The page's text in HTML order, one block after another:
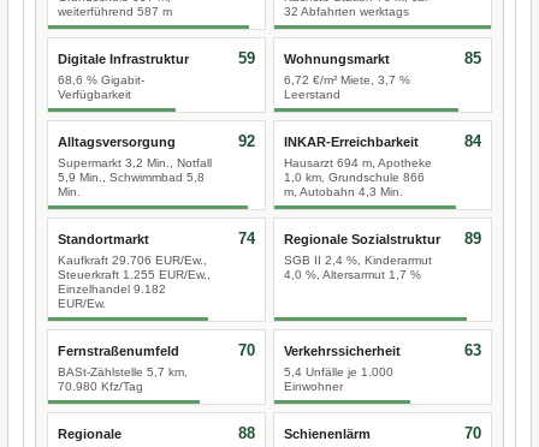
weiterführend 587 m
32 Abfahrten werktags
Digitale Infrastruktur
68,6 % Gigabit-
Verfügbarkeit
59 Wohnungsmarkt
6,72 €/m² Miete, 3,7 %
Leerstand
85
Alltagsversorgung
Supermarkt 3,2 Min., Notfall
5,9 Min., Schwimmbad 5,8
Min.
92 INKAR-Erreichbarkeit
Hausarzt 694 m, Apotheke
1,0 km, Grundschule 866
m, Autobahn 4,3 Min.
84
Standortmarkt
Kaufkraft 29.706 EUR/Ew.,
Steuerkraft 1.255 EUR/Ew.,
Einzelhandel 9.182
EUR/Ew.
74 Regionale Sozialstruktur
SGB II 2,4 %, Kinderarmut
4,0 %, Altersarmut 1,7 %
89
Fernstraßenumfeld
BASt-Zählstelle 5,7 km,
70.980 Kfz/Tag
70 Verkehrssicherheit
5,4 Unfälle je 1.000
Einwohner
63
Regionale
88 Schienenlärm 70